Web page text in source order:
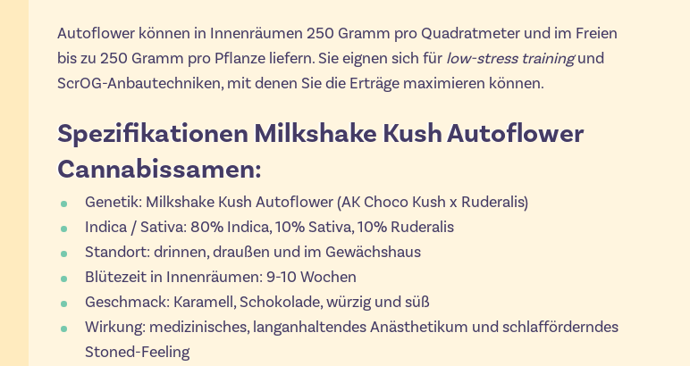
Autoflower können in Innenräumen 250 Gramm pro Quadratmeter und im Freien
bis zu 250 Gramm pro Pflanze liefern. Sie eignen sich für low-stress trainingund
ScrOG-Anbautechniken, mit denen Sie die Erträge maximieren können.
Spezifikationen Milkshake Kush Autoflower
Cannabissamen:
Genetik: Milkshake Kush Autoflower (AK Choco Kush x Ruderalis)
Indica / Sativa: 80% Indica, 10% Sativa, 10% Ruderalis
Standort: drinnen, draußen und im Gewächshaus
Blütezeit in Innenräumen: 9-10 Wochen
Geschmack: Karamell, Schokolade, würzig und süß
Wirkung: medizinisches, langanhaltendes Anästhetikum und schlafförderndes
Stoned-Feeling